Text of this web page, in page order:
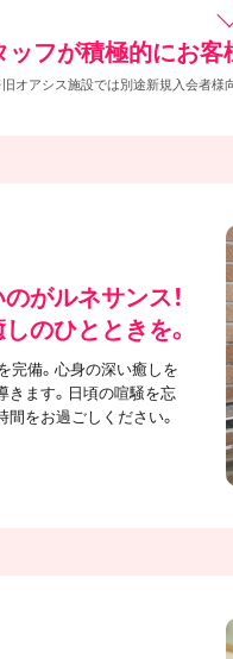
ッフが積極的にお客
オアシス施設では別途新規入会者様
がルネサンス！
のひとときを。
完備。心身の深い癒しを
きます。日頃の喧騒を忘
間をお過ごしください。